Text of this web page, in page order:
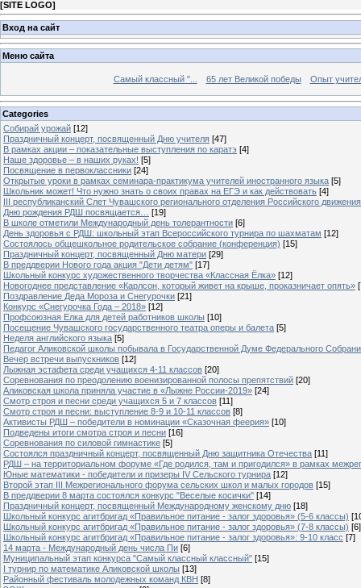
[SITE LOGO]
Вход на сайт
Меню сайта
Самый классный "... 65 лет Великой победы Опыт
Categories
Собирай урожай [12]
Праздничный концерт, посвященный Дню учителя [47]
В рамках акции – показательные выступления по каратэ [4]
Наше здоровье – в наших руках! [5]
Посвящение в первоклассники [24]
Открытые уроки в рамках семинара-практикума учителей иностранного языка [5]
Школьник может! Что нужно знать о своих правах на ЕГЭ и как действовать [4]
III республиканский Слет Чувашского регионального отделения Российского
Дню рождения РДШ посвящается…
[19]
В школе отметили Международный день толерантности [6]
День здоровья с РДШ: школьный этап Всероссийского турнира по шахматам [12]
Состоялось общешкольное родительское собрание (конференция) [15]
Праздничный концерт, посвященный Дню матери [29]
В преддверии Нового года акция "Дети детям" [17]
Школьный конкурс художественного творчества «Классная Ёлка» [12]
Новогоднее представление «Карлсон, который живет на крыше, проказничает опять»
Поздравление Деда Мороза и Снегурочки [21]
Конкурс «Снегурочка Года – 2018» [12]
Профсоюзная Елка для детей работников школы [10]
Посещение Чувашского государственного театра оперы и балета [5]
Неделя английского языка [5]
Педагог Аликовской школы побывала в Государственной Думе Федерального
Вечер встречи выпускников [12]
Лыжная эстафета среди учащихся 4-11 классов [20]
Cоревнования по преодолению военизированной полосы препятствий [20]
Аликовская школа приняла участие в «Лыжне России-2019» [24]
Смотр строя и песни среди учащихся 5 и 7 классов [11]
Смотр строя и песни: выступление 8-9 и 10-11 классов [8]
Активисты РДШ – победители в номинации «Сказочная феерия» [10]
Подведены итоги смотра строя и песни [16]
Соревнования по силовой гимнастике [5]
Состоялся праздничный концерт, посвященный Дню защитника Отечества [11]
РДШ – на территориальном форуме «Где родился, там и пригодился» в рамках
Юные математики - победители и призеры IV Сельского турнира [12]
Второй этап III Межрегионального форума сельских школ и малых городов [15]
В преддверии 8 марта состоялся конкурс "Веселые косички" [14]
Праздничный концерт, посвященный Международному женскому дню [18]
Школьный конкурс агитбригад «Правильное питание - залог здоровья» (5-6 классы)
Школьный конкурс агитбригад «Правильное питание - залог здоровья» (7-8 классы) [6]
Школьный конкурс агитбригад «Правильное питание - залог здоровья»: 9-10 класс [7]
14 марта - Международный день числа Пи [6]
Муниципальный этап конкурса "Самый классный классный" [15]
I турнир по математике Аликовской школы [13]
Районный фестиваль молодежных команд КВН [8]